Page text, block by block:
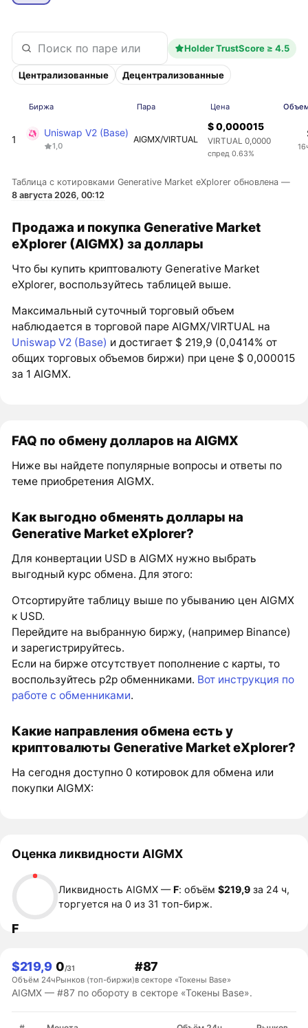
Holder TrustScore ≥ 4.5
Централизованные Децентрализованные
Биржа Пара Цена
1
Uniswap V2 (Base)
1,0
AIGMX/VIRTUAL
$ 0,000015
VIRTUAL 0,0000
спред 0.63%
Таблица с котировками Generative Market eXplorer обновлена —
8 августа 2026, 00:12
Продажа и покупка Generative Market
eXplorer (AIGMX) за доллары
Что бы купить криптовалюту Generative Market
eXplorer, воспользуйтесь таблицей выше.
Максимальный суточный торговый объем
наблюдается в торговой паре AIGMX/VIRTUAL на
Uniswap V2 (Base) и достигает $ 219,9 (0,0414% от
общих торговых объемов биржи) при цене $ 0,000015
за 1 AIGMX.
FAQ по обмену долларов на AIGMX
Ниже вы найдете популярные вопросы и ответы по
теме приобретения AIGMX.
Как выгодно обменять доллары на
Generative Market eXplorer?
Для конвертации USD в AIGMX нужно выбрать
выгодный курс обмена. Для этого:
Отсортируйте таблицу выше по убыванию цен AIGMX
к USD.
Перейдите на выбранную биржу, (например Binance)
и зарегистрируйтесь.
Если на бирже отсутствует пополнение с карты, то
воспользуйтесь p2p обменниками. Вот инструкция по
работе с обменниками.
Какие направления обмена есть у
криптовалюты Generative Market eXplorer?
На сегодня доступно 0 котировок для обмена или
покупки AIGMX:
Оценка ликвидности AIGMX
F
Ликвидность AIGMX —F: объём$219,9 за 24 ч,
торгуется на 0 из 31 топ-бирж.
$219,9
Объём 24ч
0/31
Рынков (топ-биржи)
#87
в секторе «Токены Base»
AIGMX — #87 по обороту в секторе «Токены Base».